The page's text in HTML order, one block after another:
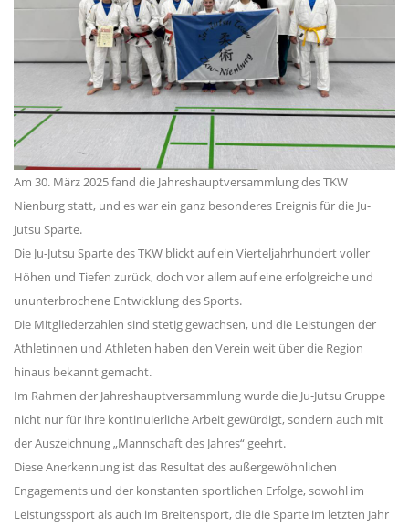
Am 30. März 2025 fand die Jahreshauptversammlung des TKW
Nienburg statt, und es war ein ganz besonderes Ereignis für die Ju-
Jutsu Sparte.
Die Ju-Jutsu Sparte des TKW blickt auf ein Vierteljahrhundert voller
Höhen und Tiefen zurück, doch vor allem auf eine erfolgreiche und
ununterbrochene Entwicklung des Sports.
Die Mitgliederzahlen sind stetig gewachsen, und die Leistungen der
Athletinnen und Athleten haben den Verein weit über die Region
hinaus bekannt gemacht.
Im Rahmen der Jahreshauptversammlung wurde die Ju-Jutsu Gruppe
nicht nur für ihre kontinuierliche Arbeit gewürdigt, sondern auch mit
der Auszeichnung „Mannschaft des Jahres“ geehrt.
Diese Anerkennung ist das Resultat des außergewöhnlichen
Engagements und der konstanten sportlichen Erfolge, sowohl im
Leistungssport als auch im Breitensport, die die Sparte im letzten Jahr